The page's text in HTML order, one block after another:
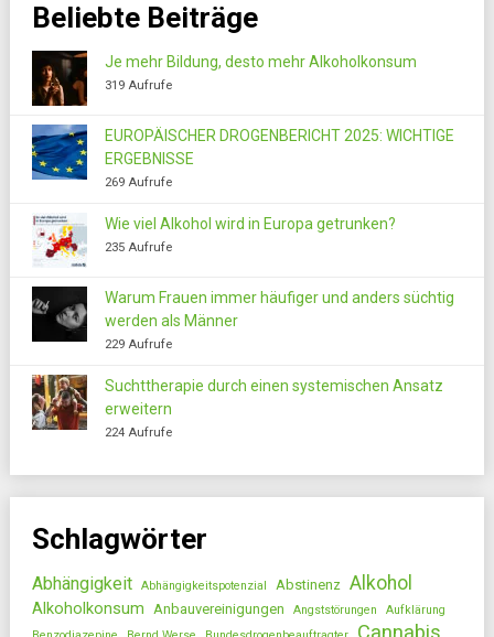
Beliebte Beiträge
Je mehr Bildung, desto mehr Alkoholkonsum
319 Aufrufe
EUROPÄISCHER DROGENBERICHT 2025: WICHTIGE
ERGEBNISSE
269 Aufrufe
Wie viel Alkohol wird in Europa getrunken?
235 Aufrufe
Warum Frauen immer häufiger und anders süchtig
werden als Männer
229 Aufrufe
Suchttherapie durch einen systemischen Ansatz
erweitern
224 Aufrufe
Schlagwörter
Abhängigkeit Abhängigkeitspotenzial Abstinenz Alkohol
Alkoholkonsum Anbauvereinigungen Angststörungen
Aufklärung